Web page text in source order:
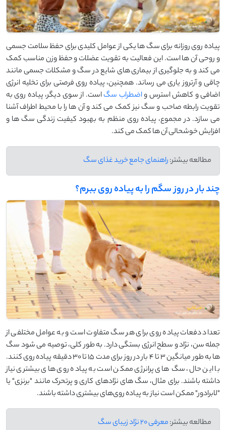
پیاده ‌روی روزانه برای سگ ‌ها یکی از عوامل کلیدی برای حفظ سلامت جسمی
و روحی آن ‌ها است. این فعالیت به تقویت عضلات و حفظ وزن مناسب کمک
می ‌کند و به جلوگیری از بیماری ‌های شایع در سگ و مشکلات جسمی مانند
چاقی و آرتروز یاری می ‌رساند. همچنین، پیاده‌ روی فرصتی برای تخلیه انرژی
اضافی و کاهش استرس واضطراب سگاست. از سوی دیگر، پیاده‌ روی به
تقویت رابطه صاحب و سگ نیز کمک می‌ کند و آن‌ ها را با محیط اطراف آشنا
می‌ سازد. در مجموع، پیاده‌ روی منظم به بهبود کیفیت زندگی سگ ‌ها و
افزایش خوشحالی آن‌ ها کمک می‌ کند.
مطالعه بیشتر:راهنمای جامع خرید غذای سگ
چند بار در روز سگم را به پیاده ‌روی ببرم؟
تعداد دفعات پیاده ‌روی برای هر سگ متفاوت است و به عوامل مختلفی از
جمله سن، نژاد و سطح انرژی بستگی دارد. به طور کلی، توصیه می ‌شود سگ
‌ها به طور میانگین ۳ تا ۴ بار در روز برای مدت ۱۵ تا ۳۰ دقیقه پیاده‌ روی کنند.
با این حال، سگ‌ های پرانرژی ممکن است به پیاده ‌روی ‌های بیشتری نیاز
داشته باشند. برای مثال، سگ ‌های نژادهای کاری و پرتحرک مانند "برنزی" یا
"لابرادور" ممکن است نیاز به پیاده‌ روی‌های بیشتری داشته باشند.
مطالعه بیشتر:معرفی 20 نژاد زیبای سگ